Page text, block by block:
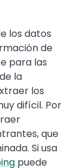
los datos
de
para las
la
los
difícil. Por
que
Si usa
puede